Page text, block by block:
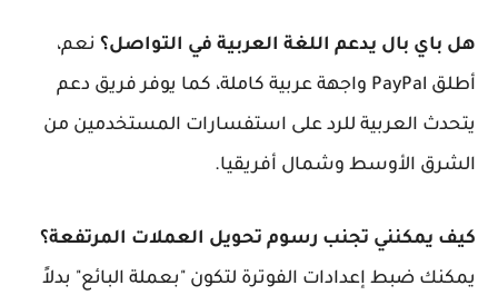
هل باي بال يدعم اللغة العربية في التواصل؟ نعم،
أطلق PayPal واجهة عربية كاملة، كما يوفر فريق دعم
يتحدث العربية للرد على استفسارات المستخدمين من
الشرق الأوسط وشمال أفريقيا.
كيف يمكنني تجنب رسوم تحويل العملات المرتفعة؟
يمكنك ضبط إعدادات الفوترة لتكون "بعملة البائع" بدلاً